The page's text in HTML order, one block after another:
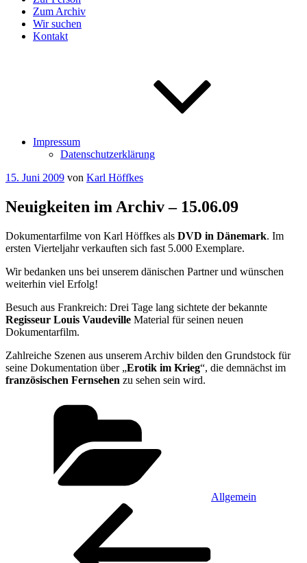
Zum Archiv
Wir suchen
Kontakt
Impressum
Datenschutzerklärung
Veröffentlicht
15. Juni 2009 von Karl Höffkes
Neuigkeiten im Archiv – 15.06.09
Dokumentarfilme von Karl Höffkes als DVD in Dänemark. Im
ersten Vierteljahr verkauften sich fast 5.000 Exemplare.
Wir bedanken uns bei unserem dänischen Partner und wünschen
weiterhin viel Erfolg!
Besuch aus Frankreich: Drei Tage lang sichtete der bekannte
Regisseur Louis Vaudeville Material für seinen neuen
Dokumentarfilm.
Zahlreiche Szenen aus unserem Archiv bilden den Grundstock für
seine Dokumentation über „Erotik im Krieg“, die demnächst im
französischen Fernsehen zu sehen sein wird.
Allgemein
Beitragsnavigation